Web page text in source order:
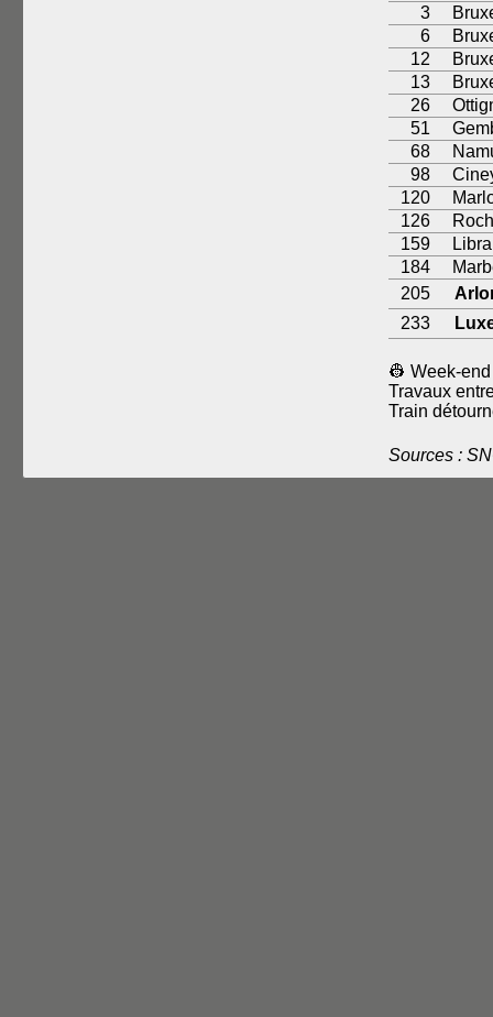
3
6
12
13
26
51
68
98
120
126
159
184
205
233
👷 Week-
Travaux
Train
Sources :